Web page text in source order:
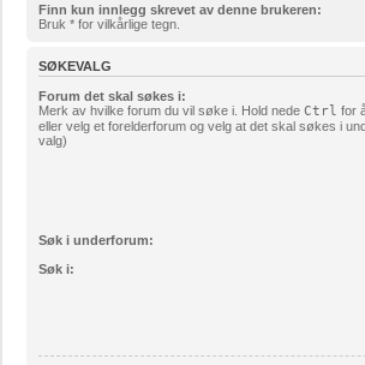
Finn kun innlegg skrevet av denne brukeren:
Bruk * for vilkårlige tegn.
SØKEVALG
Forum det skal søkes i:
Merk av hvilke forum du vil søke i. Hold nede Ctrl for
eller velg et forelderforum og velg at det skal søkes i
valg)
Søk i underforum:
Søk i: